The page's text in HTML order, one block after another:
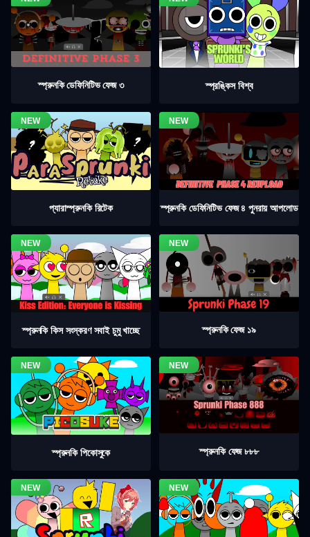
স্প্রুনকি ডেফিনিটিভ ফেজ ৩ স্প্রঙ্কিস বিশ্ব
প্যারাস্প্রুনকি রিটেক স্প্রুনকি ডেফিনিটিভ ফেজ ৪ পুনরায় আপলোড
স্প্রুনকি কিস সংস্করণ সবাই চুমু খাচ্ছে স্প্রুনকি ফেজ ১৯
স্প্রুনকি পিকোসুকে স্প্রুনকি ফেজ ৮৮৮